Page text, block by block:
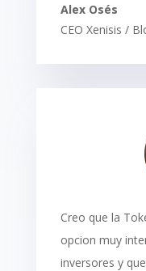
Alex Osés
CEO Xenisis /
Creo que la
opcion muy
inversores y